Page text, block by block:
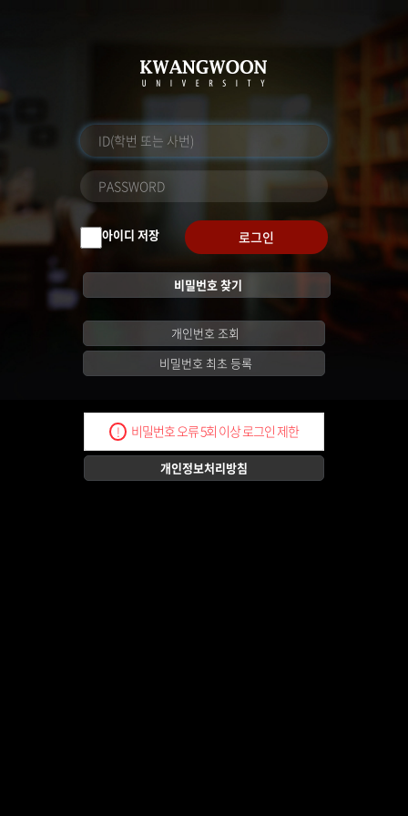
아이디 저장 로그인
비밀번호 찾기
개인번호 조회
비밀번호 최초 등록
! 비밀번호 오류 5회 이상 로그인 제한
개인정보처리방침